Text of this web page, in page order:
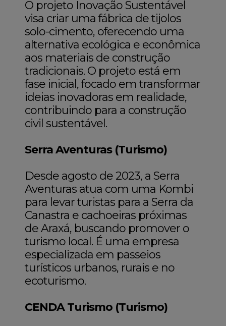
O projeto Inovação Sustentável
visa criar uma fábrica de tijolos
solo-cimento, oferecendo uma
alternativa ecológica e econômica
aos materiais de construção
tradicionais. O projeto está em
fase inicial, focado em transformar
ideias inovadoras em realidade,
contribuindo para a construção
civil sustentável.
Serra Aventuras (Turismo)
Desde agosto de 2023, a Serra
Aventuras atua com uma Kombi
para levar turistas para a Serra da
Canastra e cachoeiras próximas
de Araxá, buscando promover o
turismo local. É uma empresa
especializada em passeios
turísticos urbanos, rurais e no
ecoturismo.
CENDA Turismo (Turismo)